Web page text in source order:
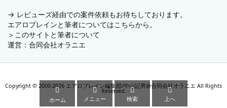
→ レビューズ経由での案件依頼もお待ちしております。
エアロプレインと筆者についてはこちらから。
＞ このサイトと筆者について
運営： 合同会社オラニエ
Copyright © 2000-2026 エアロプレイン編集部/中山記男@合同会社オラニエ All Rights
Reserved.

ホーム

メニュー

検索

上へ